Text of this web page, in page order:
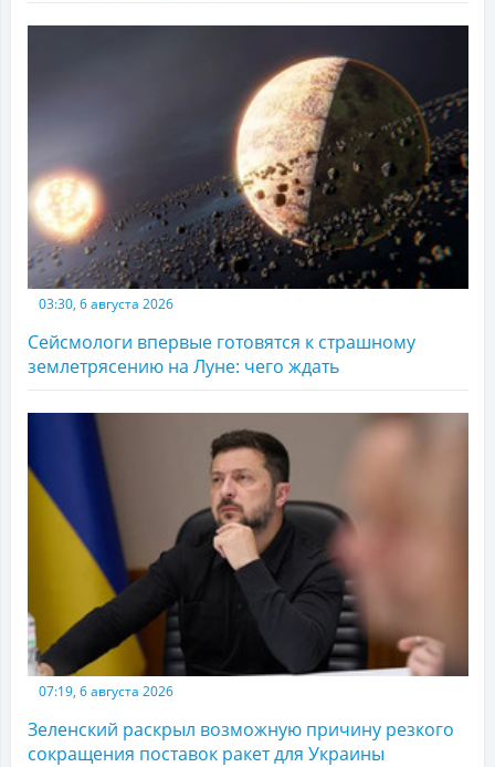
03:30, 6 августа 2026
Сейсмологи впервые готовятся к страшному
землетрясению на Луне: чего ждать
07:19, 6 августа 2026
Зеленский раскрыл возможную причину резкого
сокращения поставок ракет для Украины